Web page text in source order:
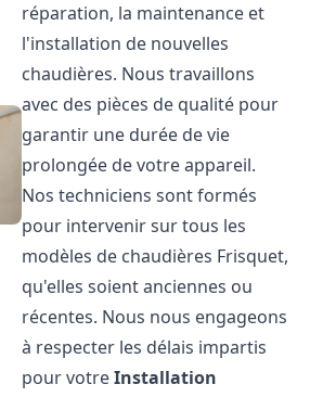
réparation, la maintenance et
l'installation de nouvelles
chaudières. Nous travaillons
avec des pièces de qualité pour
garantir une durée de vie
prolongée de votre appareil.
Nos techniciens sont formés
pour intervenir sur tous les
modèles de chaudières Frisquet,
qu'elles soient anciennes ou
récentes. Nous nous engageons
à respecter les délais impartis
pour votreInstallation